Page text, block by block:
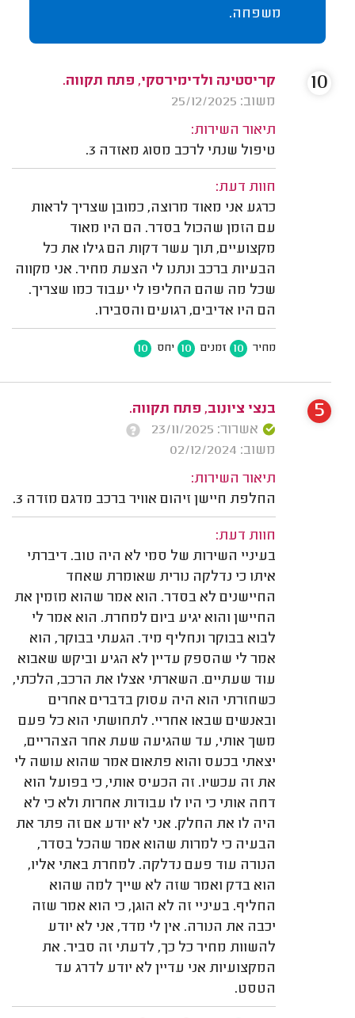
משפחה.
קריסטינה ולדימירסקי, פתח תקווה.
משוב: 25/12/2025
תיאור השירות:
טיפול שנתי לרכב מסוג מאזדה 3.
חוות דעת:
כרגע אני מאוד מרוצה, כמובן שצריך לראות
עם הזמן שהכול בסדר. הם היו מאוד
מקצועיים, תוך עשר דקות הם גילו את כל
הבעיות ברכב ונתנו לי הצעת מחיר. אני מקווה
שכל מה שהם החליפו לי יעבוד כמו שצריך.
הם היו אדיבים, רגועים והסבירו.
מחיר 10 זמנים 10 יחס 10
10
בנצי ציונוב, פתח תקווה.
אשרור: 23/11/2025
משוב: 02/12/2024
תיאור השירות:
החלפת חיישן זיהום אוויר ברכב מדגם מזדה 3.
חוות דעת:
בעיניי השירות של סמי לא היה טוב. דיברתי
איתו כי נדלקה נורית שאומרת שאחד
החיישנים לא בסדר. הוא אמר שהוא מזמין את
החיישן והוא יגיע ביום למחרת. הוא אמר לי
לבוא בבוקר ונחליף מיד. הגעתי בבוקר, הוא
אמר לי שהספק עדיין לא הגיע וביקש שאבוא
עוד שעתיים. השארתי אצלו את הרכב, הלכתי,
כשחזרתי הוא היה עסוק בדברים אחרים
ובאנשים שבאו אחריי. לתחושתי הוא כל פעם
משך אותי, עד שהגיעה שעת אחר הצהריים,
יצאתי בכעס והוא פתאום אמר שהוא עושה לי
את זה עכשיו. זה הכעיס אותי, כי בפועל הוא
דחה אותי כי היו לו עבודות אחרות ולא כי לא
היה לו את החלק. אני לא יודע אם זה פתר את
הבעיה כי למרות שהוא אמר שהכל בסדר,
הנורה עוד פעם נדלקה. למחרת באתי אליו,
הוא בדק ואמר שזה לא שייך למה שהוא
החליף. בעיניי זה לא הוגן, כי הוא אמר שזה
יכבה את הנורה. אין לי מדד, אני לא יודע
להשוות מחיר כל כך, לדעתי זה סביר. את
המקצועיות אני עדיין לא יודע לדרג עד
הטסט.
5